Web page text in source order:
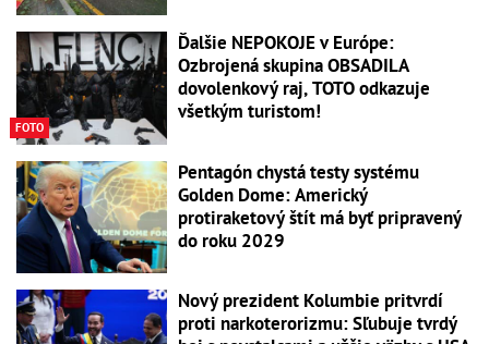
FOTO
Ďalšie NEPOKOJE v Európe:
Ozbrojená skupina OBSADILA
dovolenkový raj, TOTO odkazuje
všetkým turistom!
Pentagón chystá testy systému
Golden Dome: Americký
protiraketový štít má byť pripravený
do roku 2029
Nový prezident Kolumbie pritvrdí
proti narkoterorizmu: Sľubuje tvrdý